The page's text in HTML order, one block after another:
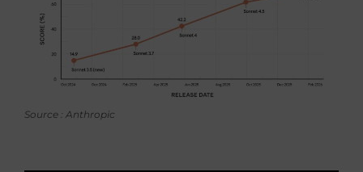
Source : Anthropic